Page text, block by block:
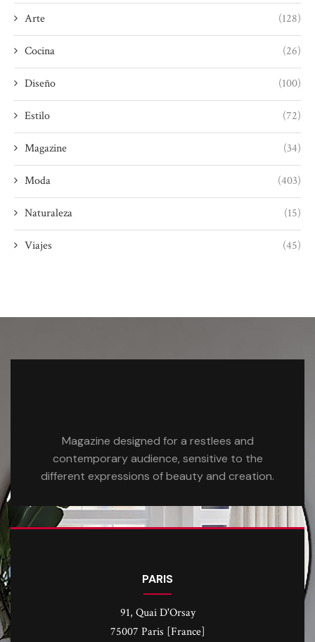
Arte (128)
Cocina (26)
Diseño (100)
Estilo (72)
Magazine (34)
Moda (403)
Naturaleza (15)
Viajes (45)
Magazine designed for a restlees and
contemporary audience, sensitive to the
different expressions of beauty and creation.
PARIS
91, Quai D'Orsay
75007 Paris [France]